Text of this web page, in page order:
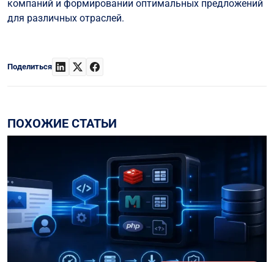
компаний и формировании оптимальных предложений
для различных отраслей.
Поделиться
ПОХОЖИЕ СТАТЬИ